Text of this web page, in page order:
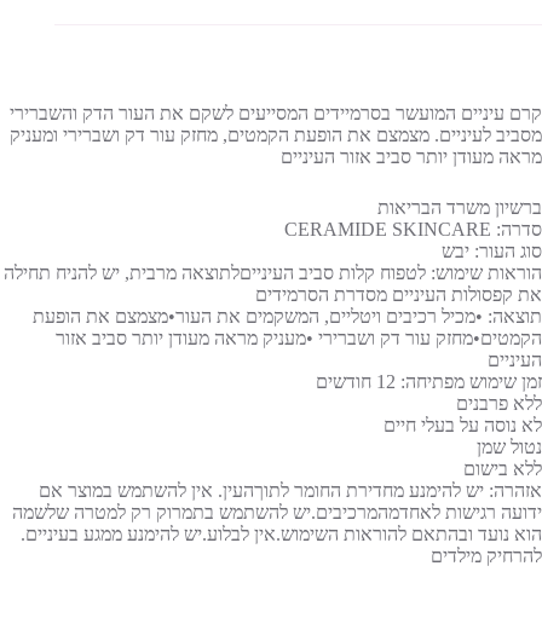
קרם עיניים המועשר בסרמיידים המסייעים לשקם את העור הדק והשברירי
מסביב לעיניים. מצמצם את הופעת הקמטים, מחזק עור דק ושברירי ומעניק
מראה מעודן יותר סביב אזור העיניים
ברשיון משרד הבריאות
סדרה: CERAMIDE SKINCARE
סוג העור: יבש
הוראות שימוש: לטפוח קלות סביב העינייםלתוצאה מרבית, יש להניח תחילה
את קפסולות העיניים מסדרת הסרמידים
תוצאה: •מכיל רכיבים ויטליים, המשקמים את העור•מצמצם את הופעת
הקמטים•מחזק עור דק ושברירי •מעניק מראה מעודן יותר סביב אזור
העיניים
זמן שימוש מפתיחה: 12 חודשים
ללא פרבנים
לא נוסה על בעלי חיים
נטול שמן
ללא בישום
אזהרה: יש להימנע מחדירת החומר לתוךהעין. אין להשתמש במוצר אם
ידועה רגישות לאחדמהמרכיבים.יש להשתמש בתמרוק רק למטרה שלשמה
הוא נועד ובהתאם להוראות השימוש.אין לבלוע.יש להימנע ממגע בעיניים.
להרחיק מילדים